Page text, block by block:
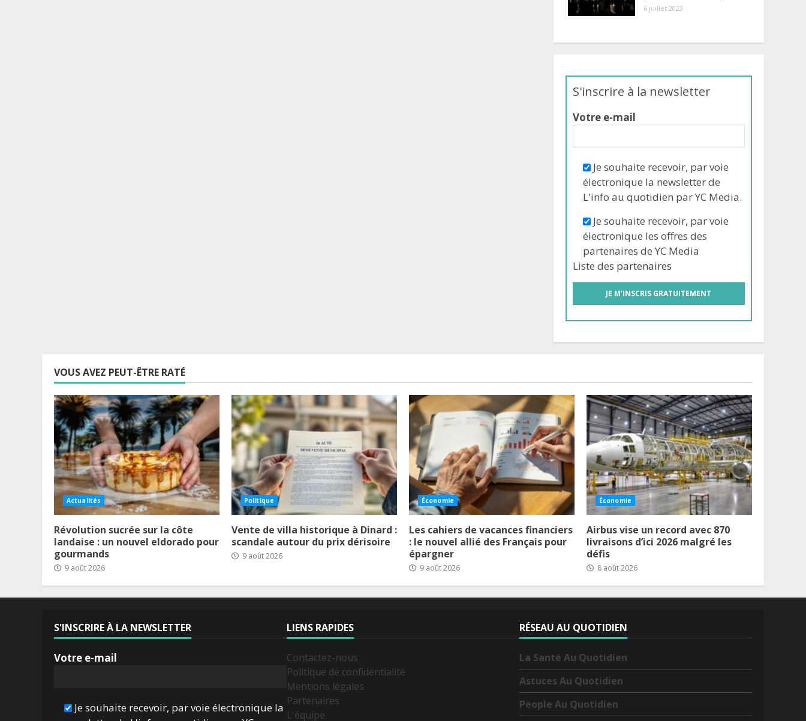
6 juillet 2023
S'inscrire à la newsletter
Votre e-mail
Je souhaite recevoir, par voie
électronique la newsletter de
L'info au quotidien par YC Media.
Je souhaite recevoir, par voie
électronique les offres des
partenaires de YC Media
Liste des partenaires
VOUS AVEZ PEUT-ÊTRE RATÉ
Actualités
Révolution sucrée sur la côte
landaise : un nouvel eldorado pour
gourmands
9 août 2026
Politique
Vente de villa historique à Dinard :
scandale autour du prix dérisoire
9 août 2026
Économie
Les cahiers de vacances financiers
: le nouvel allié des Français pour
épargner
9 août 2026
Économie
Airbus vise un record avec 870
livraisons d’ici 2026 malgré les
défis
8 août 2026
S'INSCRIRE À LA NEWSLETTER
Votre e-mail
Je souhaite recevoir, par voie électronique la
LIENS RAPIDES
Contactez-nous
Politique de confidentialité
Mentions légales
Partenaires
L'équipe
RÉSEAU AU QUOTIDIEN
La Santé Au Quotidien
Astuces Au Quotidien
People Au Quotidien